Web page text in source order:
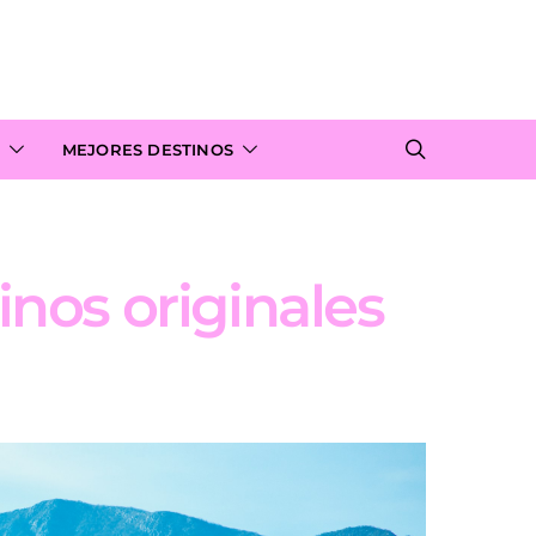
MEJORES DESTINOS
originales